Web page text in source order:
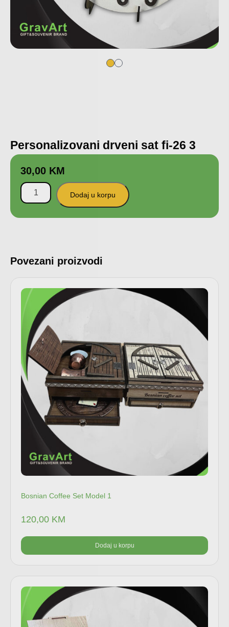
Personalizovani drveni sat fi-26 3
30,00 KM
Dodaj u korpu
Povezani proizvodi
Bosnian Coffee Set Model 1
120,00 KM
Dodaj u korpu